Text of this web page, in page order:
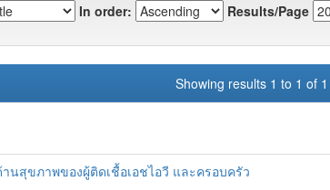
In order: Results/Page
Showing results 1 to 1 of 1
นสุขภาพของผู้ติดเชื้อเอชไอวี และครอบครัว